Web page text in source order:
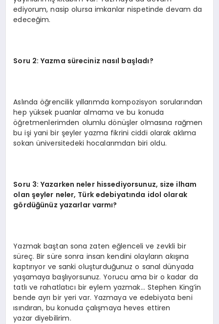
ediyorum, nasip olursa imkanlar nispetinde devam da
edeceğim.
Soru 2: Yazma süreciniz nasıl başladı?
Aslında öğrencilik yıllarımda kompozisyon sorularından
hep yüksek puanlar almama ve bu konuda
öğretmenlerimden olumlu dönüşler olmasına rağmen
bu işi yani bir şeyler yazma fikrini ciddi olarak aklıma
sokan üniversitedeki hocalarımdan biri oldu.
Soru 3: Yazarken neler hissediyorsunuz, size ilham
olan şeyler neler, Türk edebiyatında idol olarak
gördüğünüz yazarlar varmı?
Yazmak baştan sona zaten eğlenceli ve zevkli bir
süreç. Bir süre sonra insan kendini olayların akışına
kaptırıyor ve sanki oluşturduğunuz o sanal dünyada
yaşamaya başlıyorsunuz. Yorucu ama bir o kadar da
tatlı ve rahatlatıcı bir eylem yazmak… Stephen King’in
bende ayrı bir yeri var. Yazmaya ve edebiyata beni
ısındıran, bu konuda çalışmaya heves ettiren
yazar diyebilirim.